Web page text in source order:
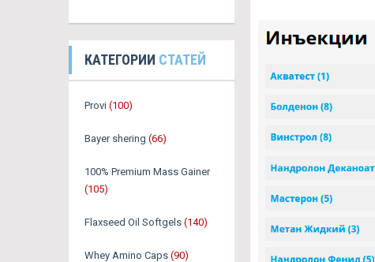
КАТЕГОРИИ СТАТЕЙ
Provi (100)
Bayer shering (66)
100% Premium Mass Gainer
(105)
Flaxseed Oil Softgels (140)
Whey Amino Caps (90)